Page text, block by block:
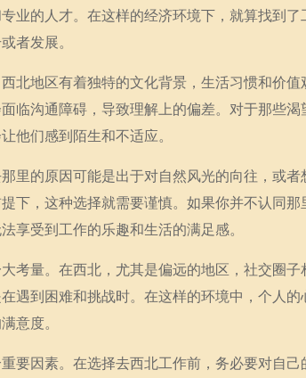
业的人才。在这样的经济环境下，就算找到
者发展。
北地区有着独特的文化背景，生活习惯和价
临沟通障碍，导致理解上的偏差。对于那些
他们感到陌生和不适应。
里的原因可能是出于对自然风光的向往，或
下，这种选择就需要谨慎。如果你并不认同
享受到工作的乐趣和生活的满足感。
考量。在西北，尤其是偏远的地区，社交圈子
遇到困难和挑战时。在这样的环境中，个人
意度。
要因素。在选择去西北工作前，务必要对自己